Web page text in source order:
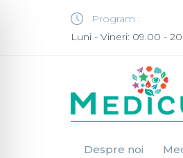
Program :
Luni - Vineri: 09.00 -
Despre noi